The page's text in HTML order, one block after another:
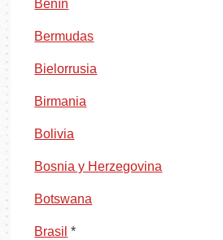
Benín
Bermudas
Bielorrusia
Birmania
Bolivia
Bosnia y Herzegovina
Botswana
Brasil *